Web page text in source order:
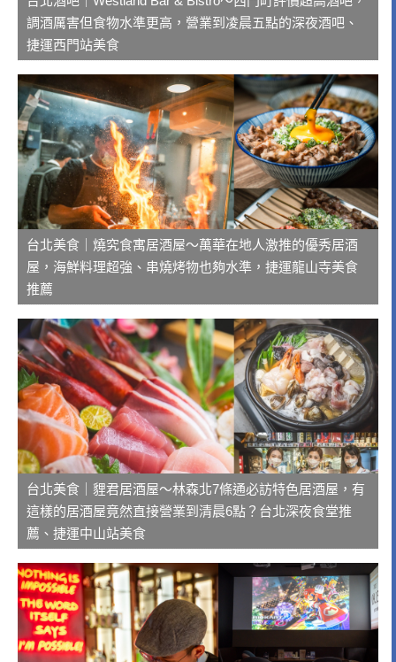
調酒厲害但食物水準更高，營業到凌晨五點的深夜酒吧、
捷運西門站美食
台北美食｜燒究食寓居酒屋～萬華在地人激推的優秀居酒
屋，海鮮料理超強、串燒烤物也夠水準，捷運龍山寺美食
推薦
台北美食｜貍君居酒屋～林森北7條通必訪特色居酒屋，有
這樣的居酒屋竟然直接營業到清晨6點？台北深夜食堂推
薦、捷運中山站美食